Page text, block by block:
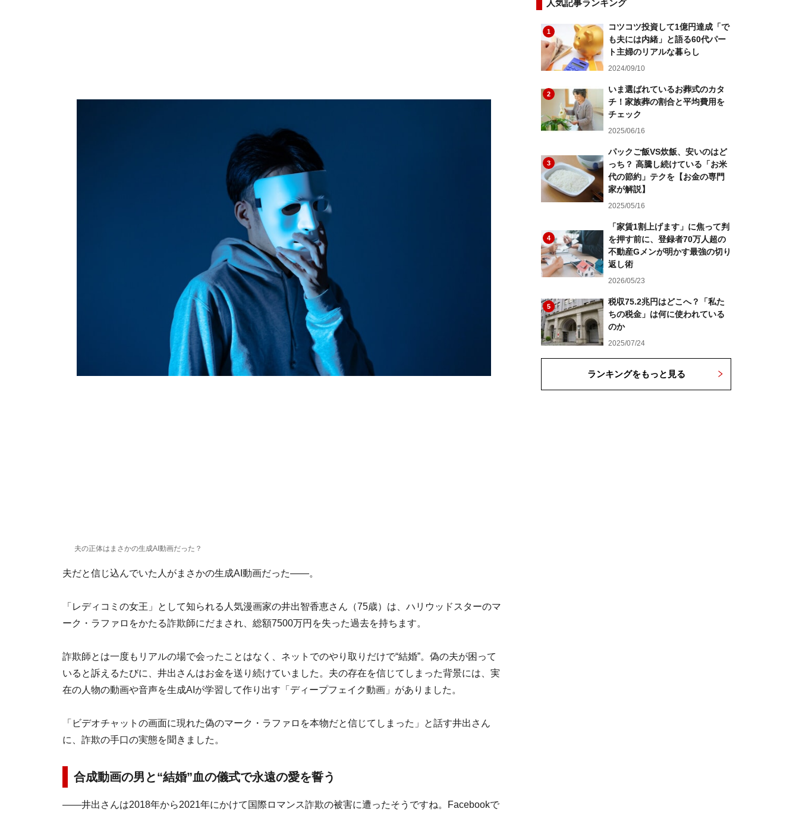
夫の正体はまさかの生成AI動画だった？
夫だと信じ込んでいた人がまさかの生成AI動画だった――。
「レディコミの女王」として知られる人気漫画家の井出智香恵さん（75歳）は、ハリウッドスターのマ
ーク・ラファロをかたる詐欺師にだまされ、総額7500万円を失った過去を持ちます。
詐欺師とは一度もリアルの場で会ったことはなく、ネットでのやり取りだけで“結婚”。偽の夫が困って
いると訴えるたびに、井出さんはお金を送り続けていました。夫の存在を信じてしまった背景には、実
在の人物の動画や音声を生成AIが学習して作り出す「ディープフェイク動画」がありました。
「ビデオチャットの画面に現れた偽のマーク・ラファロを本物だと信じてしまった」と話す井出さん
に、詐欺の手口の実態を聞きました。
合成動画の男と“結婚”血の儀式で永遠の愛を誓う
――井出さんは2018年から2021年にかけて国際ロマンス詐欺の被害に遭ったそうですね。Facebookで
人気記事ランキング
1
コツコツ投資して1億円達成「で
も夫には内緒」と語る60代パー
ト主婦のリアルな暮らし
2024/09/10
2
いま選ばれているお葬式のカタ
チ！家族葬の割合と平均費用を
チェック
2025/06/16
3
パックご飯VS炊飯、安いのはど
っち？ 高騰し続けている「お米
代の節約」テクを【お金の専門
家が解説】
2025/05/16
4
「家賃1割上げます」に焦って判
を押す前に、登録者70万人超の
不動産Gメンが明かす最強の切り
返し術
2026/05/23
5
税収75.2兆円はどこへ？「私た
ちの税金」は何に使われている
のか
2025/07/24
ランキングをもっと見る